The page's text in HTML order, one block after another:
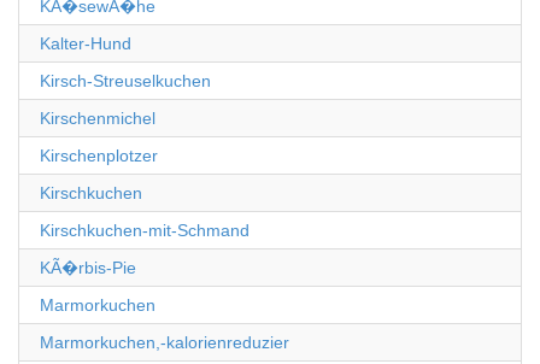
KÃ�sewÃ�he
Kalter-Hund
Kirsch-Streuselkuchen
Kirschenmichel
Kirschenplotzer
Kirschkuchen
Kirschkuchen-mit-Schmand
KÃ�rbis-Pie
Marmorkuchen
Marmorkuchen,-kalorienreduzier